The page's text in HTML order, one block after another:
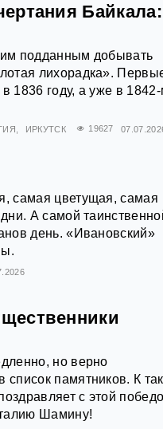
Байкала:
подданным добывать
лихорадка».
1836 году, а уже в
ИРКУТСК 19627
самая цветущая, самая
А самой
день. «Ивановский»
но верно
памятников. К
с этой
Шамину!